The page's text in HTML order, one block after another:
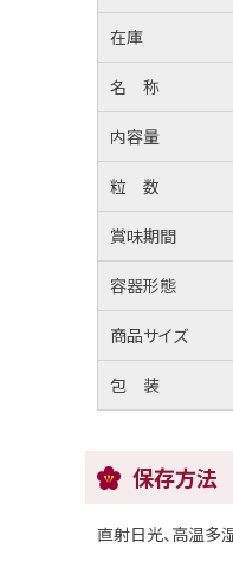
在庫
名 称
内容量
粒 数
賞味期間
容器形態
商品サイズ
包 装
保存方法
直射日光、高温多